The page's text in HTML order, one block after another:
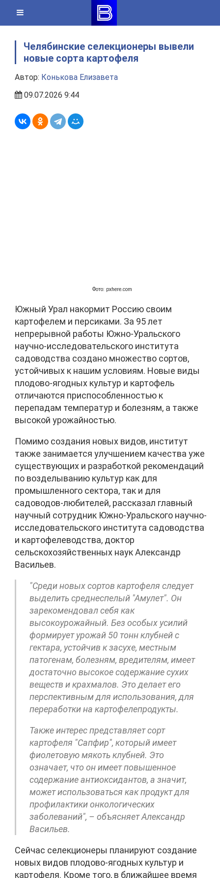
content
Челябинские селекционеры вывели
новые сорта картофеля
Автор: Конькова Елизавета
09.07.2026 9:44
Фото: pxhere.com
Южный Урал накормит Россию своим
картофелем и персиками. За 95 лет
непрерывной работы Южно-Уральского
научно-исследовательского института
садоводства создано множество сортов,
устойчивых к нашим условиям. Новые виды
плодово-ягодных культур и картофель
отличаются приспособленностью к
перепадам температур и болезням, а также
высокой урожайностью.
Помимо создания новых видов, институт
также занимается улучшением качества уже
существующих и разработкой рекомендаций
по возделыванию культур как для
промышленного сектора, так и для
садоводов-любителей, рассказал главный
научный сотрудник Южно-Уральского научно-
исследовательского института садоводства
и картофелеводства, доктор
сельскохозяйственных наук Александр
Васильев.
"Среди новых сортов картофеля следует
выделить среднеспелый "Амулет". Он
зарекомендовал себя как
высокоурожайный. Без особых усилий
формирует урожай 50 тонн клубней с
гектара, устойчив к засухе, местным
патогенам, болезням, вредителям, имеет
достаточно высокое содержание сухих
веществ и крахмалов. Это делает его
перспективным для использования, для
переработки на картофелепродукты.
Также интерес представляет сорт
картофеля "Сапфир", который имеет
фиолетовую мякоть клубней. Это
означает, что он имеет повышенное
содержание антиоксидантов, а значит,
может использоваться как продукт для
профилактики онкологических
заболеваний", – объясняет Александр
Васильев.
Сейчас селекционеры планируют создание
новых видов плодово-ягодных культур и
картофеля. Кроме того, в ближайшее время